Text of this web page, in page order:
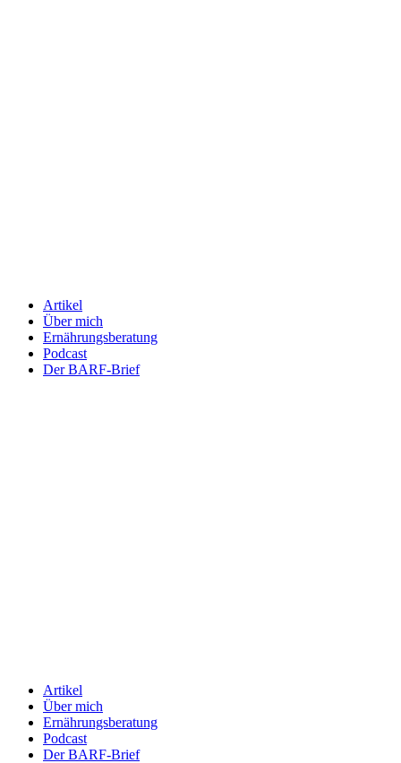
Artikel
Über mich
Ernährungsberatung
Podcast
Der BARF-Brief
Artikel
Über mich
Ernährungsberatung
Podcast
Der BARF-Brief